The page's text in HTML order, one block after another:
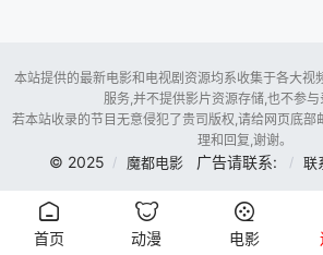
本站提供的最新电影和电视剧资源均系收集于各大视
服务,并不提供影片资源存储,也不参
若本站收录的节目无意侵犯了贵司版权,请给网页底部
理和回复,谢谢。
© 2025 魔都电影 广告请联系: 联
首页 动漫 电影